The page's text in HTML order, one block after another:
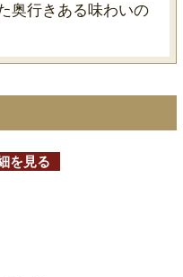
奥行きある味わいの
を見る